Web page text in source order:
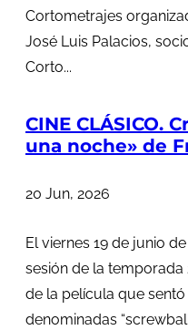
Cortometrajes
José Luis Palacios,
Corto...
CINE CLÁSICO.
una noche» de
20 Jun, 2026
El viernes 19 de junio
sesión de la
de la película que
denominadas